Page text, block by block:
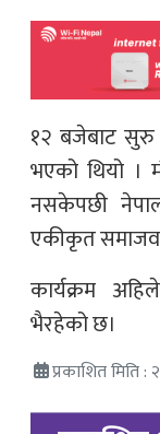
१२ बजेबाट सुरु
भएको थियो ।
नसकेपछी
एकीकृत
कार्यक्रम
भैरहेको छ।
प्रकाशित मिति